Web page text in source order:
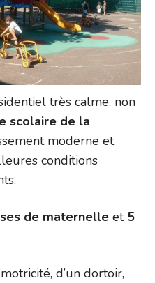
très calme, non
scolaire de la
moderne et
conditions
de maternelle et 5
d’un dortoir,